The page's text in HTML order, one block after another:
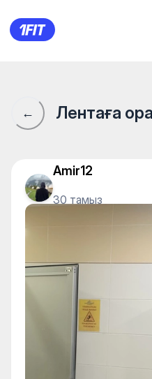
Caspian
← Лентаға
Amir12
30 тамыз